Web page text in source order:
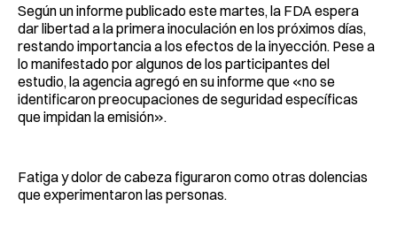
Según un informe publicado este martes, la FDA espera
dar libertad a la primera inoculación en los próximos días,
restando importancia a los efectos de la inyección. Pese a
lo manifestado por algunos de los participantes del
estudio, la agencia agregó en su informe que «no se
identificaron preocupaciones de seguridad específicas
que impidan la emisión».
Fatiga y dolor de cabeza figuraron como otras dolencias
que experimentaron las personas.